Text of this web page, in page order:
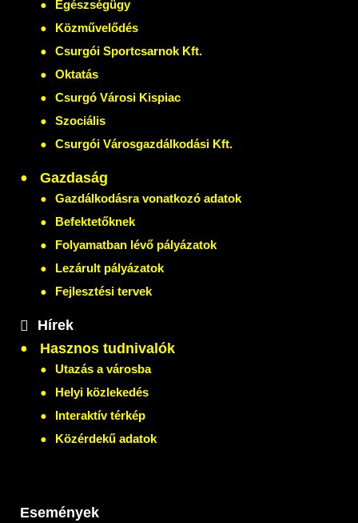
Egészségügy
Közművelődés
Csurgói Sportcsarnok Kft.
Oktatás
Csurgó Városi Kispiac
Szociális
Csurgói Városgazdálkodási Kft.
Gazdaság
Gazdálkodásra vonatkozó adatok
Befektetőknek
Folyamatban lévő pályázatok
Lezárult pályázatok
Fejlesztési tervek
Hírek
Hasznos tudnivalók
Utazás a városba
Helyi közlekedés
Interaktív térkép
Közérdekű adatok
Események